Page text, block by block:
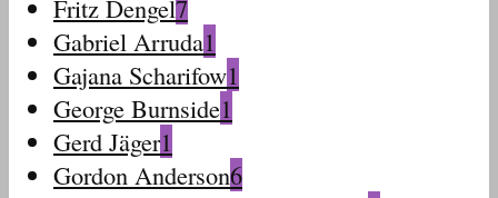
Fritz Dengel7
Gabriel Arruda1
Gajana Scharifow1
George Burnside1
Gerd Jäger1
Gordon Anderson6